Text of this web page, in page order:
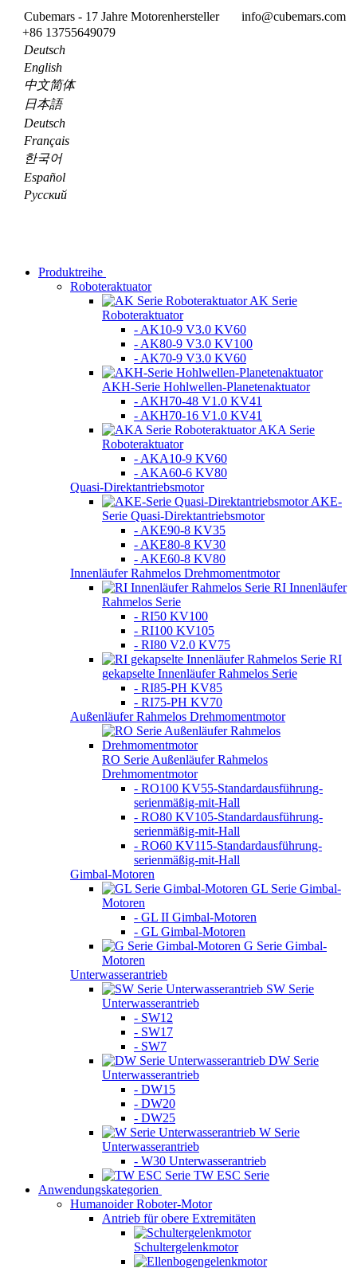
Cubemars - 17 Jahre Motorenhersteller
info@cubemars.com
+86 13755649079
Deutsch
English
中文简体
日本語
Deutsch
Français
한국어
Español
Pусский
Produktreihe
Roboteraktuator
AK Serie
Roboteraktuator
- AK10-9 V3.0 KV60
- AK80-9 V3.0 KV100
- AK70-9 V3.0 KV60
AKH-Serie Hohlwellen-Planetenaktuator
- AKH70-48 V1.0 KV41
- AKH70-16 V1.0 KV41
AKA Serie
Roboteraktuator
- AKA10-9 KV60
- AKA60-6 KV80
Quasi-Direktantriebsmotor
AKE-
Serie Quasi-Direktantriebsmotor
- AKE90-8 KV35
- AKE80-8 KV30
- AKE60-8 KV80
Innenläufer Rahmelos Drehmomentmotor
RI Innenläufer
Rahmelos Serie
- RI50 KV100
- RI100 KV105
- RI80 V2.0 KV75
RI
gekapselte Innenläufer Rahmelos Serie
- RI85-PH KV85
- RI75-PH KV70
Außenläufer Rahmelos Drehmomentmotor
RO Serie Außenläufer Rahmelos
Drehmomentmotor
- RO100 KV55-Standardausführung-
serienmäßig-mit-Hall
- RO80 KV105-Standardausführung-
serienmäßig-mit-Hall
- RO60 KV115-Standardausführung-
serienmäßig-mit-Hall
Gimbal-Motoren
GL Serie Gimbal-
Motoren
- GL II Gimbal-Motoren
- GL Gimbal-Motoren
G Serie Gimbal-
Motoren
Unterwasserantrieb
SW Serie
Unterwasserantrieb
- SW12
- SW17
- SW7
DW Serie
Unterwasserantrieb
- DW15
- DW20
- DW25
W Serie
Unterwasserantrieb
- W30 Unterwasserantrieb
TW ESC Serie
Anwendungskategorien
Humanoider Roboter-Motor
Antrieb für obere Extremitäten
Schultergelenkmotor